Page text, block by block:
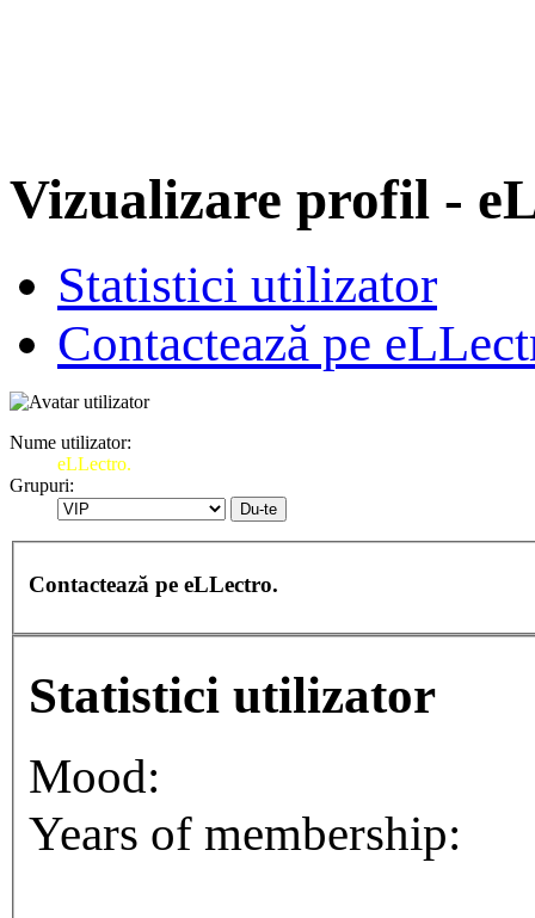
Vizualizare profil -
Statistici utilizator
Contactează pe
Nume utilizator:
eLLectro.
Grupuri:
Contactează pe eLLectro.
Statistici utilizator
Mood:
Years of membership: